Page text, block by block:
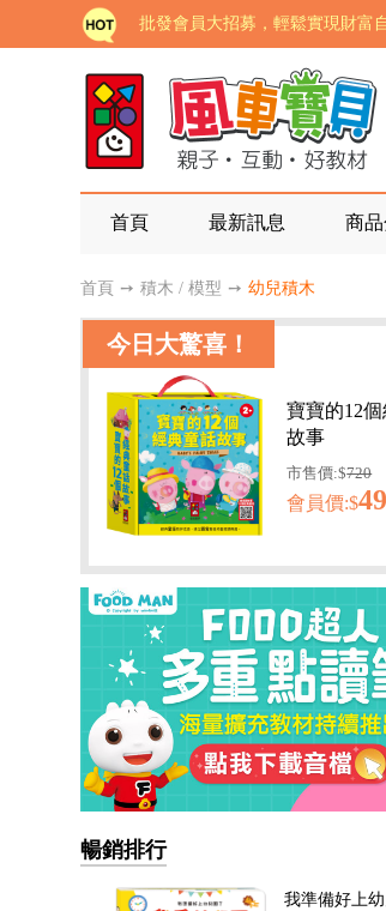
批發會員大招募，輕鬆實現財富
如需更改或重開發票 需在訂單成
老師您好!!幼教會員火熱招募中~
海外購物免煩惱！點我查看『海
家長樂了!「風車書版集團暨
老師您好!!幼教會員火熱招募中~
海外購物免煩惱！點我查看『海
首頁 最新訊息 商
首頁 ➙ 積木 / 模型 ➙ 幼兒積木
今日大驚喜！
寶寶的12
故事
市售價:$720
會員價:$
暢銷排行
我準備好上